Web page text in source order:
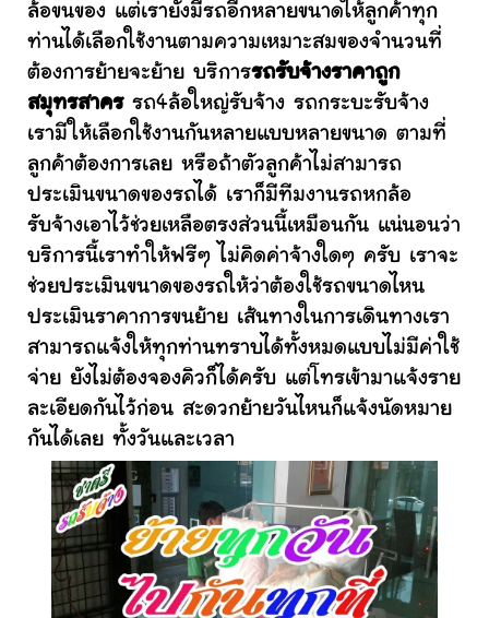
ล้อขนของ แต่เรายังมีรถอีกหลายขนาดให้ลูกค้าทุก
ท่านได้เลือกใช้งานตามความเหมาะสมของจำนวนที่
ต้องการย้ายจะย้าย บริการรถรับจ้างราคาถูก
สมุทรสาครรถ4ล้อใหญ่รับจ้าง รถกระบะรับจ้าง
เรามีให้เลือกใช้งานกันหลายแบบหลายขนาด ตามที่
ลูกค้าต้องการเลย หรือถ้าตัวลูกค้าไม่สามารถ
ประเมินขนาดของรถได้ เราก็มีทีมงานรถหกล้อ
รับจ้างเอาไว้ช่วยเหลือตรงส่วนนี้เหมือนกัน แน่นอนว่า
บริการนี้เราทำให้ฟรีๆ ไม่คิดค่าจ้างใดๆ ครับ เราจะ
ช่วยประเมินขนาดของรถให้ว่าต้องใช้รถขนาดไหน
ประเมินราคาการขนย้าย เส้นทางในการเดินทางเรา
สามารถแจ้งให้ทุกท่านทราบได้ทั้งหมดแบบไม่มีค่าใช้
จ่าย ยังไม่ต้องจองคิวก็ได้ครับ แต่โทรเข้ามาแจ้งราย
ละเอียดกันไว้ก่อน สะดวกย้ายวันไหนก็แจ้งนัดหมาย
กันได้เลย ทั้งวันและเวลา